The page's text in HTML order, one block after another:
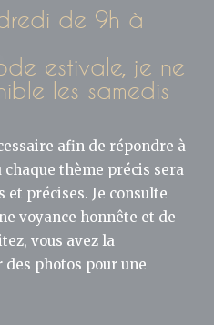
de 9h à
estivale, je ne
les samedis
afin de répondre à
thème précis sera
et précises. Je consulte
voyance honnête et de
vous avez la
photos pour une